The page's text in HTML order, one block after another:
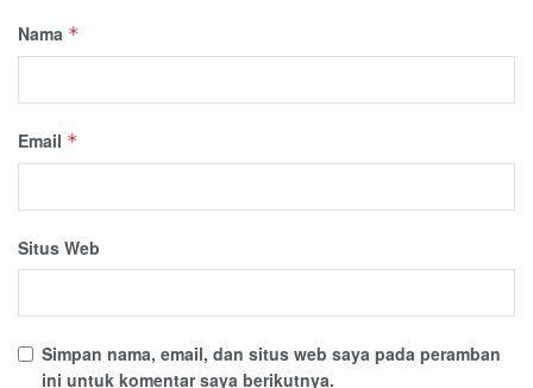
Nama *
Email *
Situs Web
Simpan nama, email, dan situs web saya pada peramban
ini untuk komentar saya berikutnya.